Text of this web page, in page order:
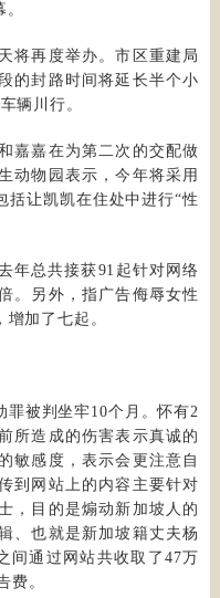
将再度举办。市区重建局
的封路时间将延长半个小
辆川行。
嘉嘉在为第二次的交配做
动物园表示，今年将采用
括让凯凯在住处中进行“性
年总共接获91起针对网络
。另外，指广告侮辱女性
加了七起。
罪被判坐牢10个月。怀有2
所造成的伤害表示真诚的
敏感度，表示会更注意自
到网站上的内容主要针对
，目的是煽动新加坡人的
、也就是新加坡籍丈夫杨
间通过网站共收取了47万
费。